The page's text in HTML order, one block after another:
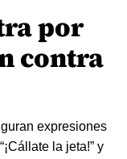
por
contra
expresiones
la jeta!” y